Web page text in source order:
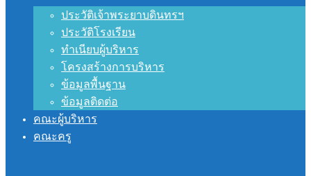
ประวัติเจ้าพระยาบดินทรฯ
ประวัติโรงเรียน
ทำเนียบผู้บริหาร
โครงสร้างการบริหาร
ข้อมูลพื้นฐาน
ข้อมูลติดต่อ
คณะผู้บริหาร
คณะครู